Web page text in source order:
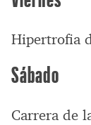
Hipertrofia
Sábado
Carrera de